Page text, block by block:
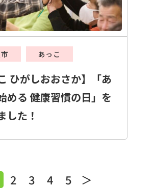
あっこ
ひがしおおさか】「あ
める 健康習慣の日」を
した！
2 3 4 5 ＞